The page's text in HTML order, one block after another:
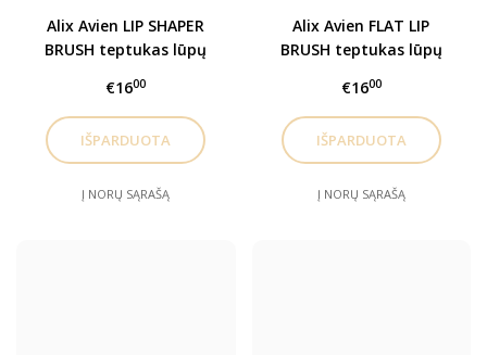
Alix Avien LIP SHAPER
BRUSH teptukas lūpų
€1600
Į NORŲ SĄRAŠĄ
Alix Avien FLAT LIP
BRUSH teptukas lūpų
€1600
Į NORŲ SĄRAŠĄ